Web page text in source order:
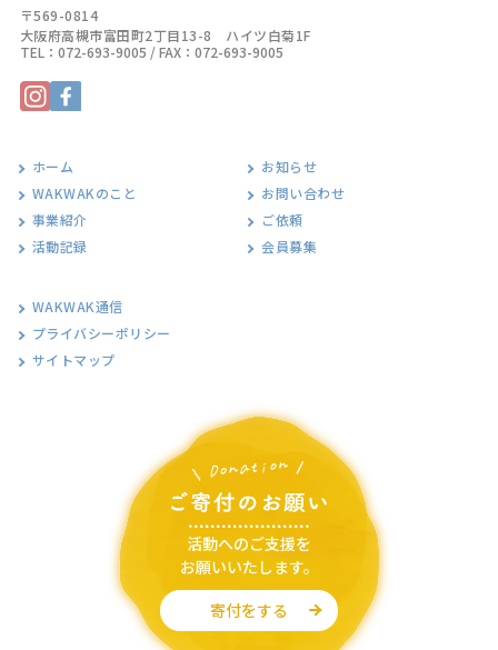
〒569-0814
大阪府高槻市富田町2丁目13-8 ハイツ白菊1F
TEL： 072-693-9005 / FAX：072-693-9005
ホーム
WAKWAKのこと
事業紹介
活動記録
お知らせ
お問い合わせ
ご依頼
会員募集
WAKWAK通信
プライバシーポリシー
サイトマップ
活動へのご支援を
お願いいたします。
寄付をする